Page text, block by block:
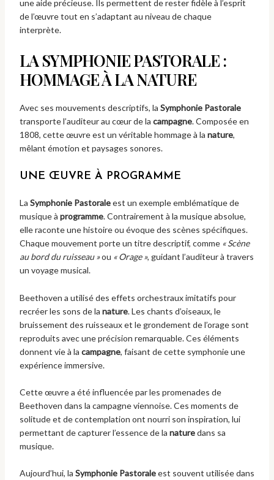
une aide précieuse. Ils permettent de rester fidèle à l’esprit
de l’œuvre tout en s’adaptant au niveau de chaque
interprète.
LA SYMPHONIE PASTORALE :
HOMMAGE À LA NATURE
Avec ses mouvements descriptifs, la Symphonie Pastorale
transporte l’auditeur au cœur de la campagne. Composée en
1808, cette œuvre est un véritable hommage à la nature,
mêlant émotion et paysages sonores.
UNE ŒUVRE À PROGRAMME
La Symphonie Pastoraleest un exemple emblématique de
musique à programme. Contrairement à la musique absolue,
elle raconte une histoire ou évoque des scènes spécifiques.
Chaque mouvement porte un titre descriptif, comme « Scène
au bord du ruisseau »ou « Orage », guidant l’auditeur à travers
un voyage musical.
Beethoven a utilisé des effets orchestraux imitatifs pour
recréer les sons de la nature. Les chants d’oiseaux, le
bruissement des ruisseaux et le grondement de l’orage sont
reproduits avec une précision remarquable. Ces éléments
donnent vie à la campagne, faisant de cette symphonie une
expérience immersive.
Cette œuvre a été influencée par les promenades de
Beethoven dans la campagne viennoise. Ces moments de
solitude et de contemplation ont nourri son inspiration, lui
permettant de capturer l’essence de la naturedans sa
musique.
Aujourd’hui, la Symphonie Pastoraleest souvent utilisée dans